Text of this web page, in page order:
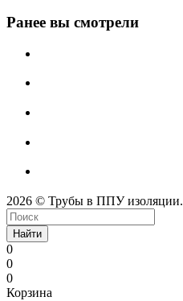
Ранее вы смотрели
2026 © Трубы в ППУ изоляции.
Найти
0
0
0
Корзина